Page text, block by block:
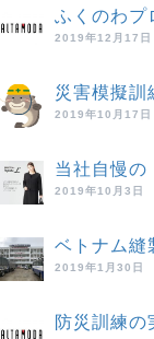
ふくのわプ
2019年12月17日
災害模擬訓
2019年10月17日
当社自慢の
2019年10月3日
ベトナム縫
2019年1月30日
防災訓練